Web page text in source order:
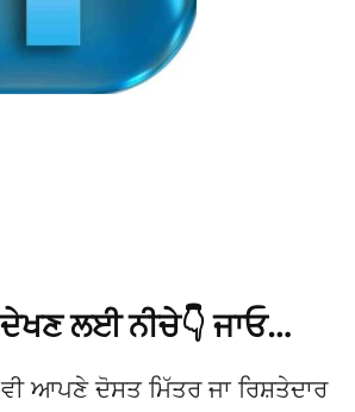
ਲਈ ਨੀਚੇ👇 ਜਾਓ…
ਆਪਣੇ ਦੋਸਤ ਮਿੱਤਰ ਜਾ ਰਿਸ਼ਤੇਦਾਰ